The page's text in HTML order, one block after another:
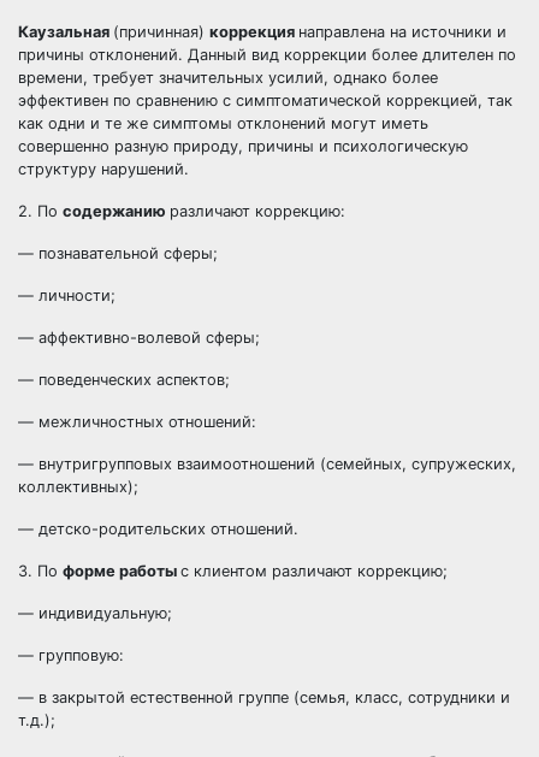
Каузальная (причинная) коррекция направлена на источники и
причины отклонений. Данный вид коррекции более длителен по
времени, требует значительных усилий, однако более
эффективен по сравнению с симптоматической коррекцией, так
как одни и те же симптомы отклонений могут иметь
совершенно разную природу, причины и психологическую
структуру нарушений.
2. По содержанию различают коррекцию:
— познавательной сферы;
— личности;
— аффективно-волевой сферы;
— поведенческих аспектов;
— межличностных отношений:
— внутригрупповых взаимоотношений (семейных, супружеских,
коллективных);
— детско-родительских отношений.
3. По форме работы с клиентом различают коррекцию;
— индивидуальную;
— групповую:
— в закрытой естественной группе (семья, класс, сотрудники и
т.д.);